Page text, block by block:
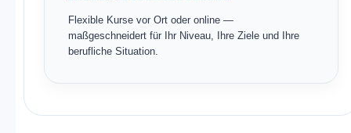
Flexible Kurse vor Ort oder online —
maßgeschneidert für Ihr Niveau, Ihre Ziele und Ihre
berufliche Situation.